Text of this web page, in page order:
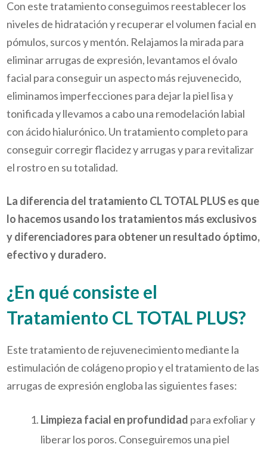
Con este tratamiento conseguimos reestablecer los
niveles de hidratación y recuperar el volumen facial en
pómulos, surcos y mentón. Relajamos la mirada para
eliminar arrugas de expresión, levantamos el óvalo
facial para conseguir un aspecto más rejuvenecido,
eliminamos imperfecciones para dejar la piel lisa y
tonificada y llevamos a cabo una remodelación labial
con ácido hialurónico. Un tratamiento completo para
conseguir corregir flacidez y arrugas y para revitalizar
el rostro en su totalidad.
La diferencia del tratamiento CL TOTAL PLUS es que
lo hacemos usando los tratamientos más exclusivos
y diferenciadores para obtener un resultado óptimo,
efectivo y duradero.
¿En qué consiste el
Tratamiento CL TOTAL PLUS?
Este tratamiento de rejuvenecimiento mediante la
estimulación de colágeno propio y el tratamiento de las
arrugas de expresión engloba las siguientes fases:
Limpieza facial en profundidad para exfoliar y
liberar los poros. Conseguiremos una piel